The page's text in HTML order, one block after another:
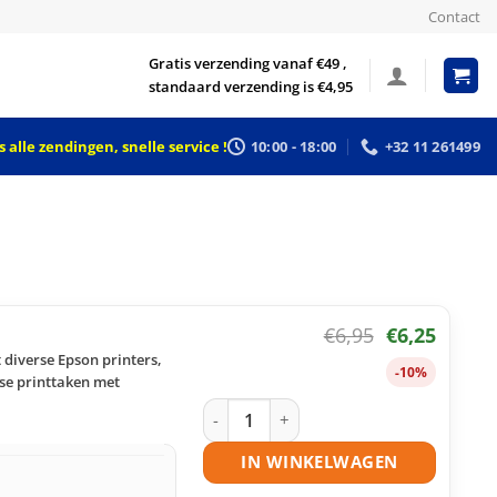
Contact
Gratis verzending vanaf €49 ,
standaard verzending is €4,95
zendingen, snelle service ! 10:00 - 18:00 +32 11 261499
Epson printers,
printtaken met
€6,95 €6,25
-10%
Epson 24 (T2421) inktcartridge zwart
IN WINKELWAGEN